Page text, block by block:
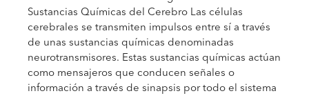
Sustancias Químicas del Cerebro Las células
cerebrales se transmiten impulsos entre sí a través
de unas sustancias químicas denominadas
neurotransmisores. Estas sustancias químicas actúan
como mensajeros que conducen señales o
información a través de sinapsis por todo el sistema